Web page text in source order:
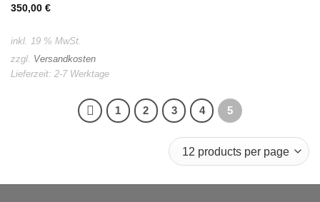
350,00 €
inkl. 19 % MwSt.
zzgl. Versandkosten
Lieferzeit: 2-7 Werktage
1 2 3 4 5